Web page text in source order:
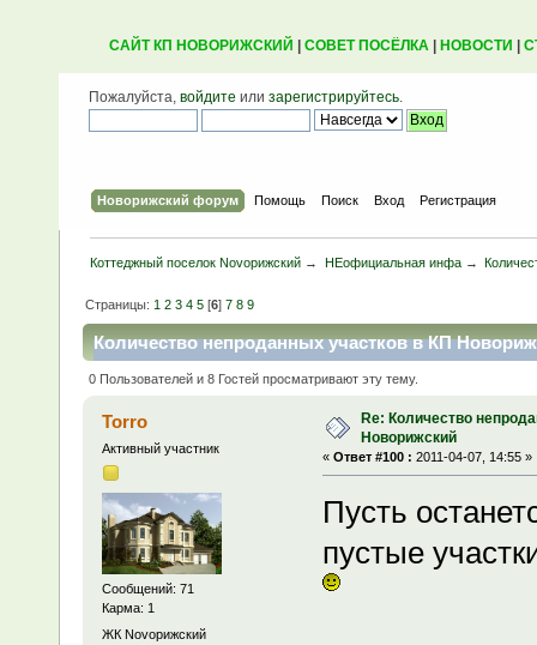
САЙТ КП НОВОРИЖСКИЙ СОВЕТ ПОСЁЛКА| НОВОСТИ
Пожалуйста, войдите или зарегистрируйтесь.
Новорижский форум Помощь Поиск Вход Регистрация
Коттеджный поселок Novoрижский → НЕофициальная инфа→
Страницы:1 2 3 4 5 [6]7 8 9
Количество непроданных участков в КП
0 Пользователей и 8 Гостей просматривают эту тему.
Torro
Активный участник
Сообщений: 71
Карма: 1
ЖК Novoрижский
Re: Количество
Новорижский
« Ответ #100 : 2011-04-07, 14:55 »
Пусть
пустые